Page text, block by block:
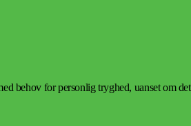
behov for personlig tryghed, uanset om